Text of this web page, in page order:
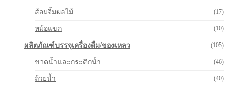
ส้อมจิ้มผลไม้ (17)
หม้อแขก (10)
ผลิตภัณฑ์บรรจุเครื่องดื่ม/ของเหลว (105)
ขวดน้ำและกระติกน้ำ (46)
ถ้วยน้ำ (40)